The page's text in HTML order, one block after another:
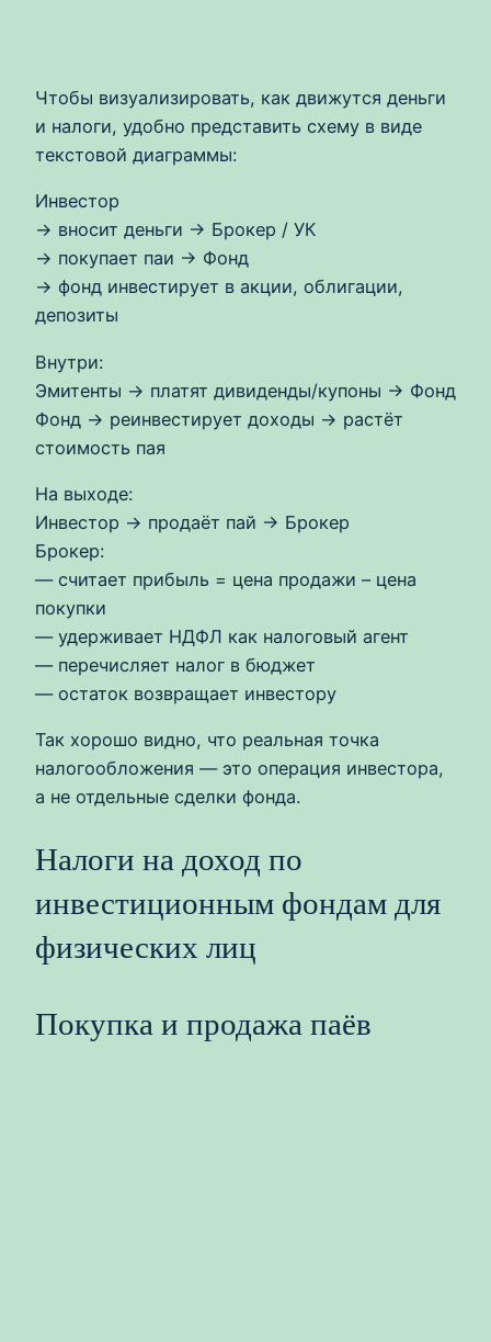
Чтобы визуализировать, как движутся деньги
и налоги, удобно представить схему в виде
текстовой диаграммы:
Инвестор
→ вносит деньги → Брокер / УК
→ покупает паи → Фонд
→ фонд инвестирует в акции, облигации,
депозиты
Внутри:
Эмитенты → платят дивиденды/купоны → Фонд
Фонд → реинвестирует доходы → растёт
стоимость пая
На выходе:
Инвестор → продаёт пай → Брокер
Брокер:
— считает прибыль = цена продажи – цена
покупки
— удерживает НДФЛ как налоговый агент
— перечисляет налог в бюджет
— остаток возвращает инвестору
Так хорошо видно, что реальная точка
налогообложения — это операция инвестора,
а не отдельные сделки фонда.
Налоги на доход по
инвестиционным фондам для
физических лиц
Покупка и продажа паёв